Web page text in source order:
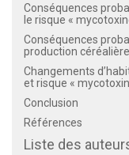
Conséquences
le risque «
Conséquences
production
Changements
et risque «
Conclusion
Références
Liste des